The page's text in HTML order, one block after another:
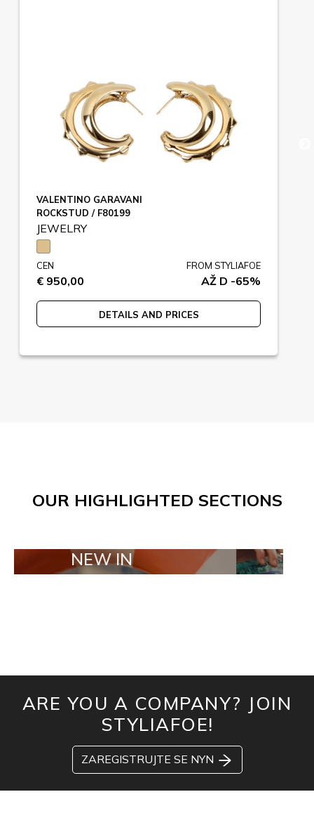
VALENTINO GARAVANI
ROCKSTUD / F80199
JEWELRY
CEN
€ 950,00
FROM STYLIAFOE
AŽ D -65%
DETAILS AND PRICES
OUR HIGHLIGHTED SECTIONS
NEW IN TAILOR
ARE YOU A COMPANY? JOIN
STYLIAFOE!
ZAREGISTRUJTE SE NYN